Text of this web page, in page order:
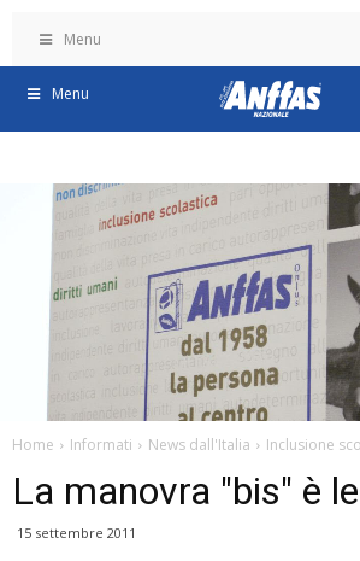
Menu
Menu
Home Informati News dall'Italia Inclusione
La manovra "bis" è
15 settembre 2011